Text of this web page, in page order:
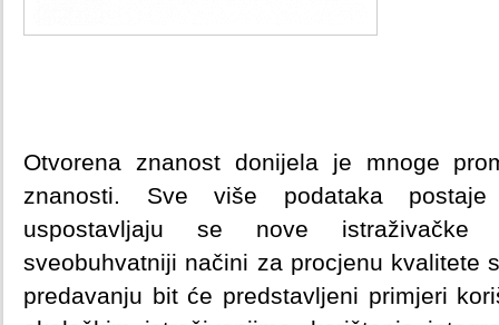
Otvorena znanost donijela je mnoge
znanosti. Sve više podataka
uspostavljaju se nove istraživačke
sveobuhvatniji načini za procjenu kvalitete
predavanju bit će predstavljeni primjeri